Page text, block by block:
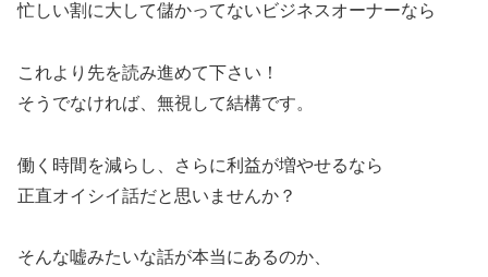
忙しい割に大して儲かってないビジネスオーナーなら
これより先を読み進めて下さい！
そうでなければ、無視して結構です。
働く時間を減らし、さらに利益が増やせるなら
正直オイシイ話だと思いませんか？
そんな嘘みたいな話が本当にあるのか、